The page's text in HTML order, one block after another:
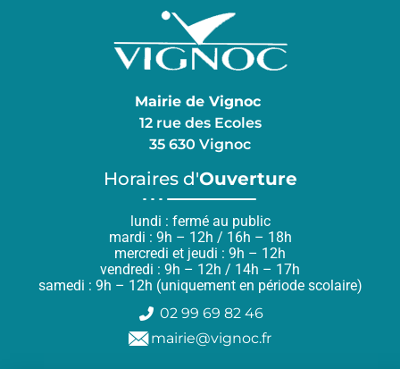
Mairie de Vignoc
12 rue des Ecoles
35 630 Vignoc
Horaires d'Ouverture
lundi : fermé au public
mardi : 9h – 12h / 16h – 18h
mercredi et jeudi : 9h – 12h
vendredi : 9h – 12h / 14h – 17h
samedi : 9h – 12h (uniquement en période scolaire)
02 99 69 82 46
mairie@vignoc.fr